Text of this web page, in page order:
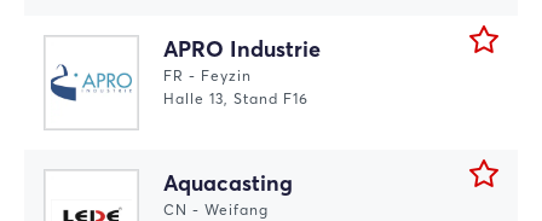
APRO Industrie
FR - Feyzin
Halle 13, Stand F16
Aquacasting
CN - Weifang